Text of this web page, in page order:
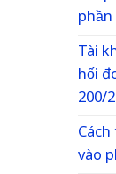
Tài
hối
200/
vào